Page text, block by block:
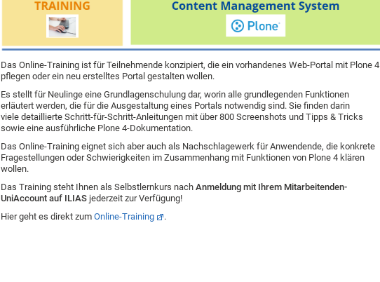
Das Online-Training ist für Teilnehmende konzipiert, die ein vorhandenes Web-Portal mit Plone 4
pflegen oder ein neu erstelltes Portal gestalten wollen.
Es stellt für Neulinge eine Grundlagenschulung dar, worin alle grundlegenden Funktionen
erläutert werden, die für die Ausgestaltung eines Portals notwendig sind. Sie finden darin
viele detaillierte Schritt-für-Schritt-Anleitungen mit über 800 Screenshots und Tipps & Tricks
sowie eine ausführliche Plone 4-Dokumentation.
Das Online-Training eignet sich aber auch als Nachschlagewerk für Anwendende, die konkrete
Fragestellungen oder Schwierigkeiten im Zusammenhang mit Funktionen von Plone 4 klären
wollen.
Das Training steht Ihnen als Selbstlernkurs nach Anmeldung mit Ihrem Mitarbeitenden-
UniAccount auf ILIAS jederzeit zur Verfügung!
Hier geht es direkt zum Online-Training .